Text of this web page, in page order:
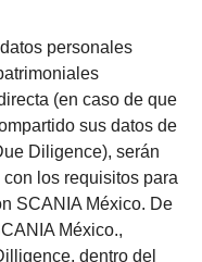
personales
(en caso de que
sus datos de
Diligence), serán
los requisitos para
SCANIA México. De
México.,
dentro del